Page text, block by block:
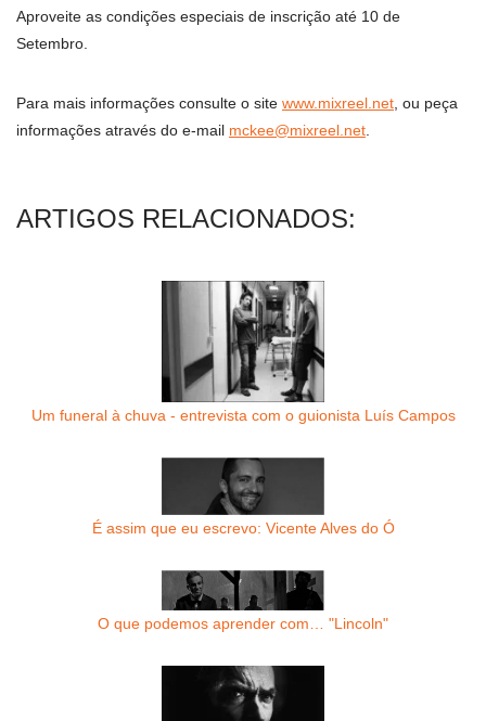
Aproveite as condições especiais de inscrição até 10 de
Setembro.
Para mais informações consulte o site www.mixreel.net , ou peça
informações através do e-mail mckee@mixreel.net
ARTIGOS RELACIONADOS:
Um funeral à chuva - entrevista com o guionista Luís Campos
É assim que eu escrevo: Vicente Alves do Ó
O que podemos aprender com… "Lincoln"